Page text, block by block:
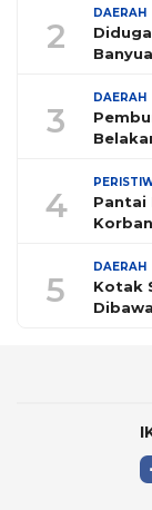
2
DAERAH
3
DAERAH
4
Pantai
5
DAERAH
Kotak